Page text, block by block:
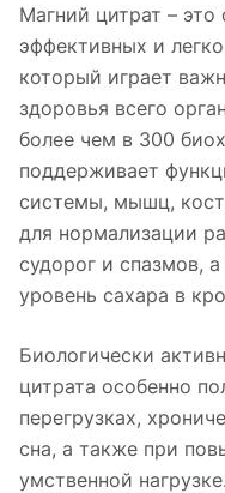
Магний цитрат – это
эффективных и
который играет
здоровья всего
более чем в 300
поддерживает
системы, мышц,
для нормализации
судорог и спазмов,
уровень сахара в
Биологически
цитрата особенно
перегрузках,
сна, а также при
умственной